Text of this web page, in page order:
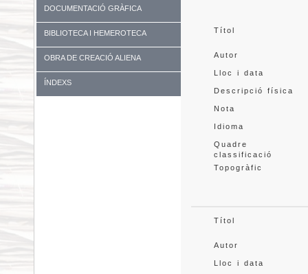
DOCUMENTACIÓ GRÀFICA
BIBLIOTECA I HEMEROTECA
OBRA DE CREACIÓ ALIENA
ÍNDEXS
Títol
Autor
Lloc i data
Descripció física
Nota
Idioma
Quadre
classificació
Topogràfic
Títol
Autor
Lloc i data